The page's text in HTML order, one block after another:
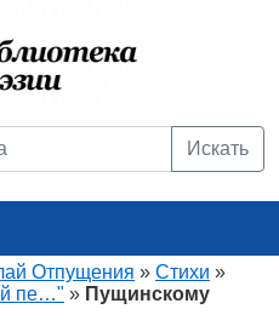
Искать
Отпущения » Стихи »
пе…" » Пущинскому